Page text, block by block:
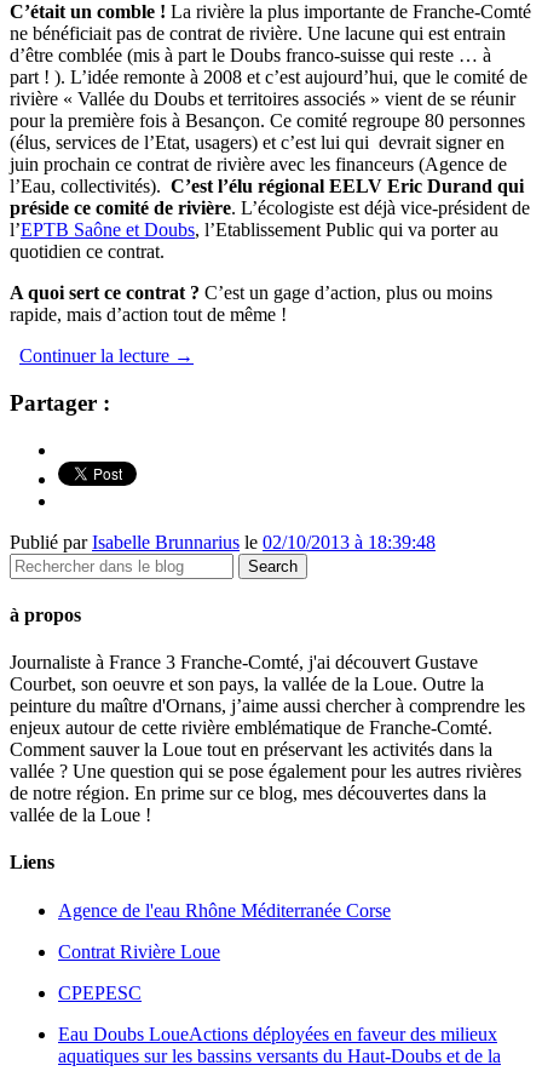
C’était un comble ! La rivière la plus importante de Franche-Comté
ne bénéficiait pas de contrat de rivière. Une lacune qui est entrain
d’être comblée (mis à part le Doubs franco-suisse qui reste … à
part ! ). L’idée remonte à 2008 et c’est aujourd’hui, que le comité de
rivière « Vallée du Doubs et territoires associés » vient de se réunir
pour la première fois à Besançon. Ce comité regroupe 80 personnes
(élus, services de l’Etat, usagers) et c’est lui qui devrait signer en
juin prochain ce contrat de rivière avec les financeurs (Agence de
l’Eau, collectivités). C’est l’élu régional EELV Eric Durand qui
préside ce comité de rivière. L’écologiste est déjà vice-président de
l’EPTB Saône et Doubs, l’Etablissement Public qui va porter au
quotidien ce contrat.
A quoi sert ce contrat ? C’est un gage d’action, plus ou moins
rapide, mais d’action tout de même !
Continuer la lecture →
Partager :
Publié parIsabelle Brunnarius le 02/10/2013 à 18:39:48
à propos
Journaliste à France 3 Franche-Comté, j'ai découvert Gustave
Courbet, son oeuvre et son pays, la vallée de la Loue. Outre la
peinture du maître d'Ornans, j’aime aussi chercher à comprendre les
enjeux autour de cette rivière emblématique de Franche-Comté.
Comment sauver la Loue tout en préservant les activités dans la
vallée ? Une question qui se pose également pour les autres rivières
de notre région. En prime sur ce blog, mes découvertes dans la
vallée de la Loue !
Liens
Agence de l'eau Rhône Méditerranée Corse
Contrat Rivière Loue
CPEPESC
Eau Doubs LoueActions déployées en faveur des milieux
aquatiques sur les bassins versants du Haut-Doubs et de la